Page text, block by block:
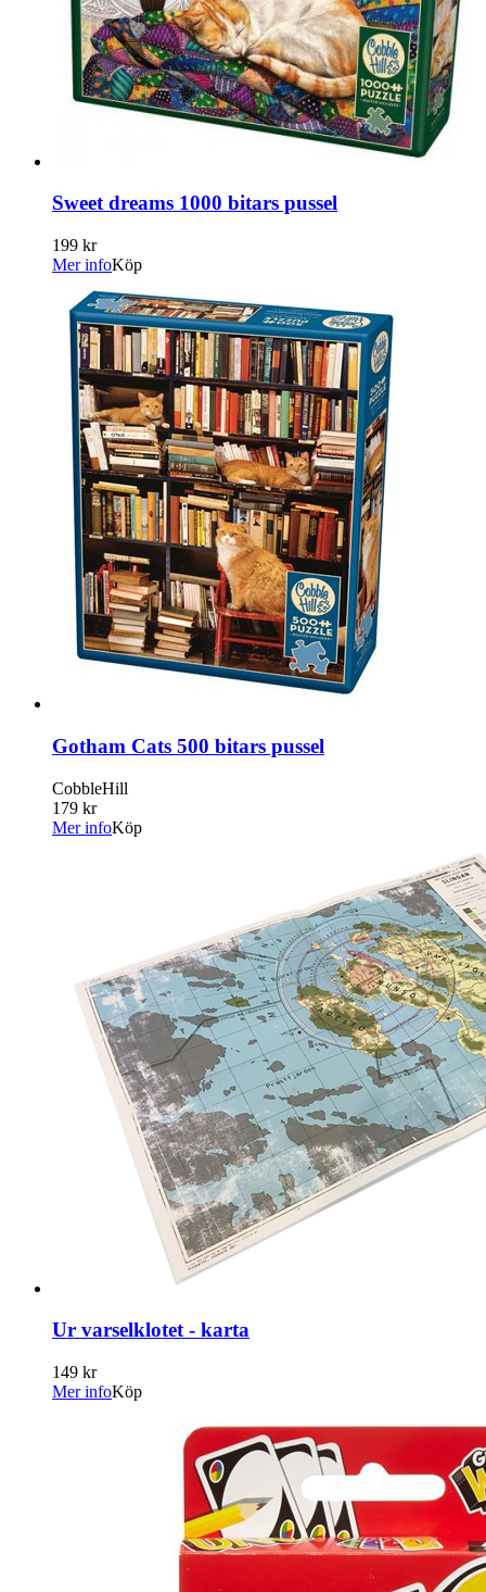
Sweet dreams 1000 bitars pussel
199 kr
Mer infoKöp
Gotham Cats 500 bitars pussel
CobbleHill
179 kr
Mer infoKöp
Ur varselklotet - karta
149 kr
Mer infoKöp